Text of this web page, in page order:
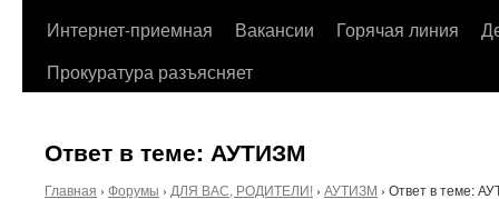
Интернет-приемная
Вакансии Горячая линия
Прокуратура разъясняет
Ответ в теме: АУТИЗМ
Главная › Форумы › ДЛЯ ВАС, РОДИТЕЛИ! › АУТИЗМ › Ответ в теме: